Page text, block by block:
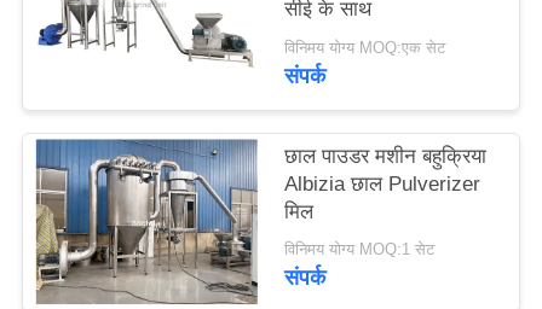
सीई के साथ
विनिमय योग्य MOQ:एक सेट
संपर्क
छाल पाउडर मशीन बहुक्रिया
Albizia छाल Pulverizer
मिल
विनिमय योग्य MOQ:1 सेट
संपर्क